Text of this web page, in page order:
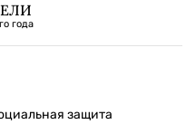
года
защита